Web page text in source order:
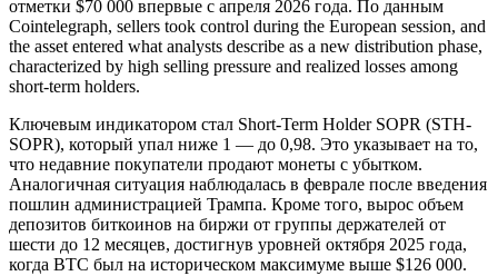
отметки $70 000 впервые с апреля 2026 года. По данным
Cointelegraph, sellers took control during the European session, and
the asset entered what analysts describe as a new distribution phase,
characterized by high selling pressure and realized losses among
short-term holders.
Ключевым индикатором стал Short-Term Holder SOPR (STH-
SOPR), который упал ниже 1 — до 0,98. Это указывает на то,
что недавние покупатели продают монеты с убытком.
Аналогичная ситуация наблюдалась в феврале после введения
пошлин администрацией Трампа. Кроме того, вырос объем
депозитов биткоинов на биржи от группы держателей от
шести до 12 месяцев, достигнув уровней октября 2025 года,
когда BTC был на историческом максимуме выше $126 000.